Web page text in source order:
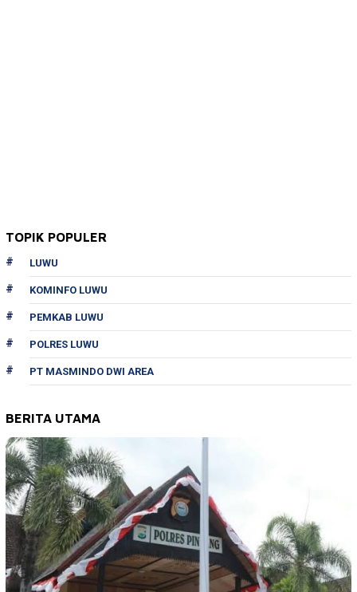
TOPIK POPULER
LUWU
KOMINFO LUWU
PEMKAB LUWU
POLRES LUWU
PT MASMINDO DWI AREA
BERITA UTAMA